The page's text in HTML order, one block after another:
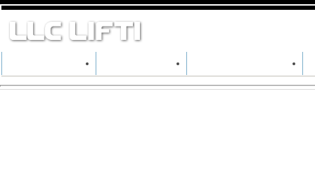
КАТАЛОГ ТЕХНИКИ ПРОИЗВОДИТЕЛИ АРЕНДА СПЕЦТЕХНИКИ